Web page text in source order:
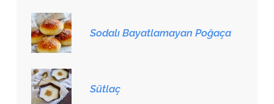
Sodalı Bayatlamayan Poğaça
Sütlaç